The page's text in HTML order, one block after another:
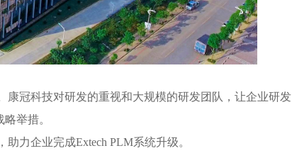
冠科技对研发的重视和大规模的研发团队，让企业研发
举措。
力企业完成Extech PLM系统升级。